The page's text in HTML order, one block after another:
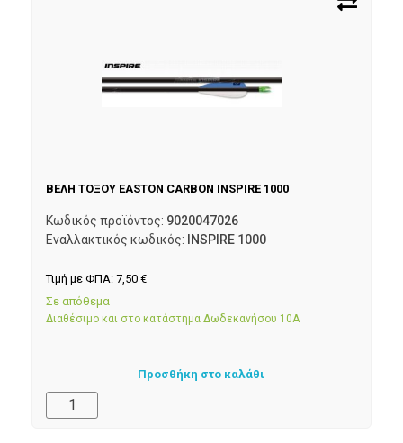
ΒΕΛΗ ΤΟΞΟΥ EASTON CARBON INSPIRE 1000
Κωδικός προϊόντος: 9020047026
Εναλλακτικός κωδικός:
INSPIRE 1000
Τιμή με ΦΠΑ: 7,50 €
Σε απόθεμα
Διαθέσιμο και στο κατάστημα Δωδεκανήσου 10Α
Προσθήκη στο καλάθι